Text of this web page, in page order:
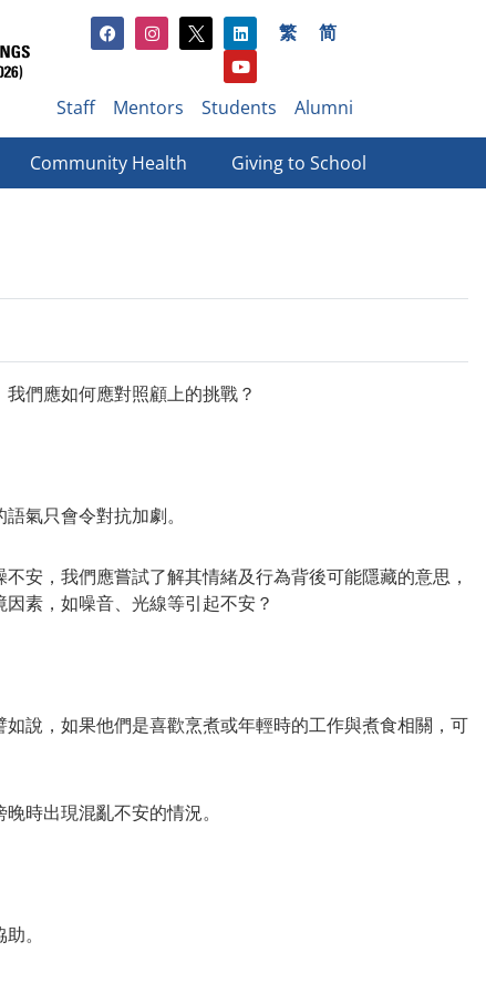
繁 简
Staff Mentors Students Alumni
Community Health Giving to School​
們應如何應對照顧上的挑戰？
氣只會令對抗加劇。
安，我們應嘗試了解其情緒及行為背後可能隱藏的意思，
素，如噪音、光線等引起不安？
說，如果他們是喜歡烹煮或年輕時的工作與煮食相關，可
時出現混亂不安的情況。
。